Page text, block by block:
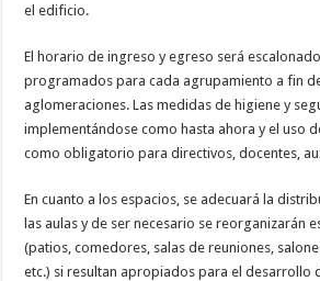
el edificio.
El horario de ingreso y egreso será
programados para cada agrupamiento a fin
aglomeraciones. Las medidas de higiene y
implementándose como hasta ahora y el uso
como obligatorio para directivos, docentes,
En cuanto a los espacios, se adecuará la
las aulas y de ser necesario se reorganizarán
(patios, comedores, salas de reuniones,
etc.) si resultan apropiados para el desarrollo